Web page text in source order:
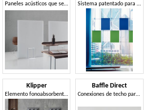
Paneles acústicos que se pueden utilizar para dividir el espacio Sistema patentado para suspender paneles fonoabsorbentes
Klipper
Elemento fonoabsorbente de pared, de formas sinuosas y onduladas
Baffle Direct
Conexiones de techo para paneles fonoabsorbentes